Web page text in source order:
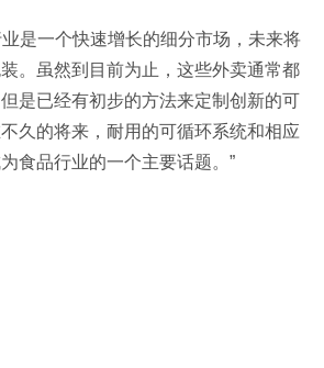
业是一个快速增长的细分市场，未来将
。虽然到目前为止，这些外卖通常都
是已经有初步的方法来定制创新的可
久的将来，耐用的可循环系统和相应
食品行业的一个主要话题。”